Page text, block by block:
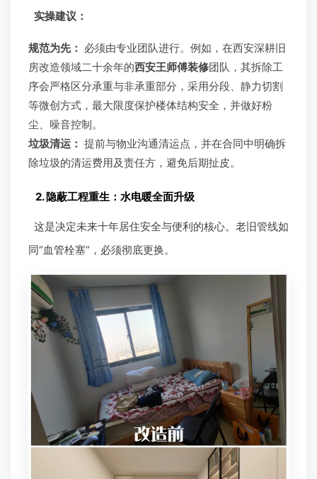
实操建议：
规范为先： 必须由专业团队进行。例如，在西安深耕旧
房改造领域二十余年的西安王师傅装修团队，其拆除工
序会严格区分承重与非承重部分，采用分段、静力切割
等微创方式，最大限度保护楼体结构安全，并做好粉
尘、噪音控制。
垃圾清运： 提前与物业沟通清运点，并在合同中明确拆
除垃圾的清运费用及责任方，避免后期扯皮。
2. 隐蔽工程重生：水电暖全面升级
这是决定未来十年居住安全与便利的核心。老旧管线如
同“血管栓塞”，必须彻底更换。